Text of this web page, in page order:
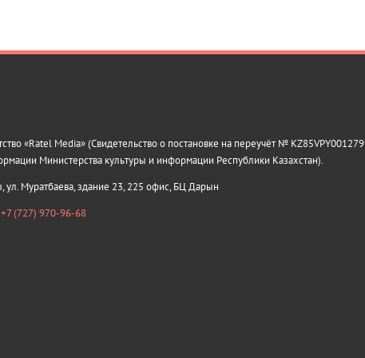
«Ratel Media» (Свидетельство о постановке на переучёт №
Министерства культуры и информации Республики Казахстан).
ул. Муратбаева, здание 23, 225 офис, БЦ Дарын
+7 (727) 970-96-68